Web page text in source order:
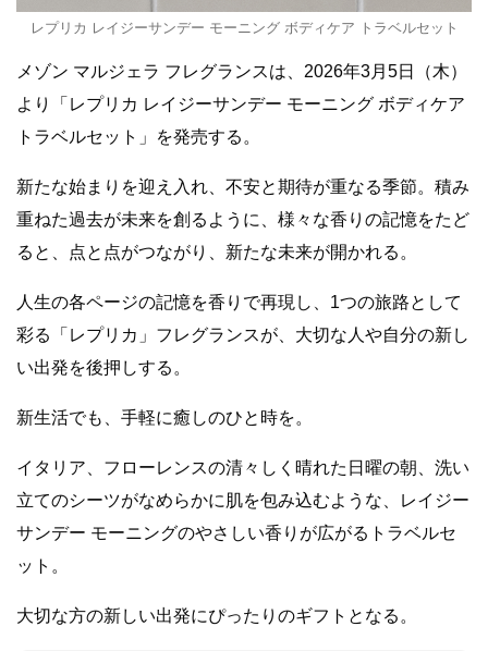
レプリカ レイジーサンデー モーニング ボディケア トラベルセット
メゾン マルジェラ フレグランスは、2026年3月5日（木）
より「レプリカ レイジーサンデー モーニング ボディケア
トラベルセット」を発売する。
新たな始まりを迎え入れ、不安と期待が重なる季節。積み
重ねた過去が未来を創るように、様々な香りの記憶をたど
ると、点と点がつながり、新たな未来が開かれる。
人生の各ページの記憶を香りで再現し、1つの旅路として
彩る「レプリカ」フレグランスが、大切な人や自分の新し
い出発を後押しする。
​新生活でも、手軽に癒しのひと時を。​
​イタリア、フローレンスの清々しく晴れた日曜の朝、洗い
立てのシーツがなめらかに肌を包み込むような、レイジー
サンデー モーニングのやさしい香りが広がるトラベルセ
ット。
大切な方の新しい出発にぴったりのギフトとなる。